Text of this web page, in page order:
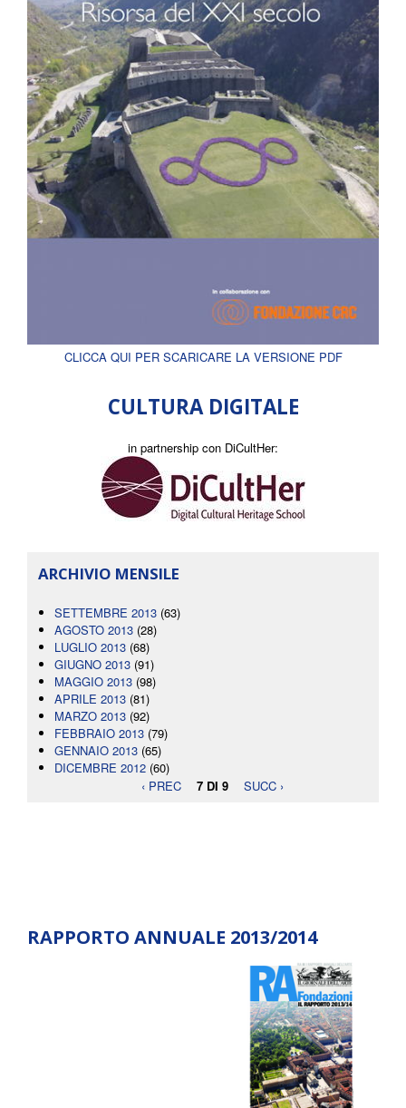
CLICCA QUI PER SCARICARE LA VERSIONE PDF
CULTURA DIGITALE
in partnership con DiCultHer:
ARCHIVIO MENSILE
SETTEMBRE 2013 (63)
AGOSTO 2013 (28)
LUGLIO 2013 (68)
GIUGNO 2013 (91)
MAGGIO 2013 (98)
APRILE 2013 (81)
MARZO 2013 (92)
FEBBRAIO 2013 (79)
GENNAIO 2013 (65)
DICEMBRE 2012 (60)
‹ PREC
7 DI 9 SUCC ›
RAPPORTO ANNUALE 2013/2014